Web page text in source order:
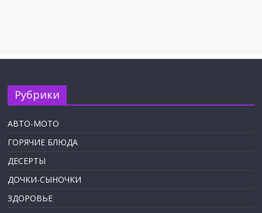
Рубрики
АВТО-МОТО
ГОРЯЧИЕ БЛЮДА
ДЕСЕРТЫ
ДОЧКИ-СЫНОЧКИ
ЗДОРОВЬЕ